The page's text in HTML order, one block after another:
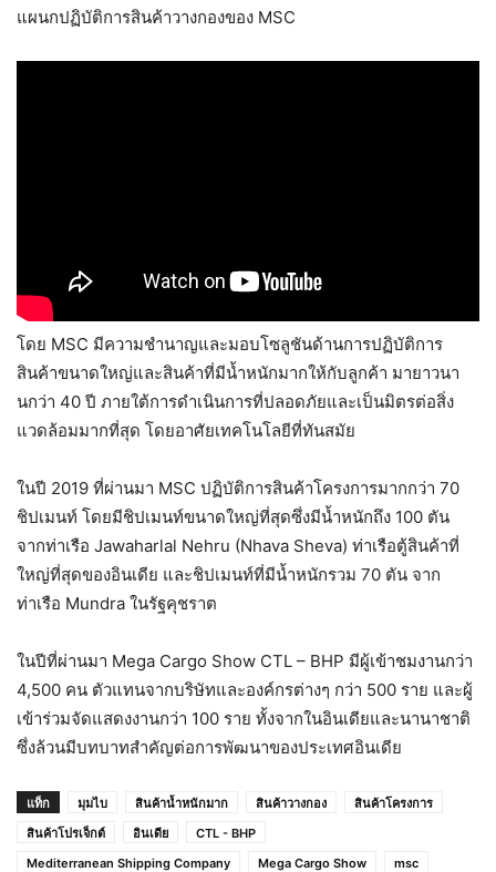
แผนกปฏิบัติการสินค้าวางกองของ MSC
โดย MSC มีความชำนาญและมอบโซลูชันด้านการปฏิบัติการ
สินค้าขนาดใหญ่และสินค้าที่มีน้ำหนักมากให้กับลูกค้า มายาวนา
นกว่า 40 ปี ภายใต้การดำเนินการที่ปลอดภัยและเป็นมิตรต่อสิ่ง
แวดล้อมมากที่สุด โดยอาศัยเทคโนโลยีที่ทันสมัย
ในปี 2019 ที่ผ่านมา MSC ปฏิบัติการสินค้าโครงการมากกว่า 70
ชิปเมนท์ โดยมีชิปเมนท์ขนาดใหญ่ที่สุดซึ่งมีน้ำหนักถึง 100 ตัน
จากท่าเรือ Jawaharlal Nehru (Nhava Sheva) ท่าเรือตู้สินค้าที่
ใหญ่ที่สุดของอินเดีย และชิปเมนท์ที่มีน้ำหนักรวม 70 ตัน จาก
ท่าเรือ Mundra ในรัฐคุชราต
ในปีที่ผ่านมา Mega Cargo Show CTL – BHP มีผู้เข้าชมงานกว่า
4,500 คน ตัวแทนจากบริษัทและองค์กรต่างๆ กว่า 500 ราย และผู้
เข้าร่วมจัดแสดงงานกว่า 100 ราย ทั้งจากในอินเดียและนานาชาติ
ซึ่งล้วนมีบทบาทสำคัญต่อการพัฒนาของประเทศอินเดีย
แท็ก มุมไบ สินค้าน้ำหนักมาก สินค้าวางกอง
สินค้าโครงการ
สินค้าโปรเจ็กต์
อินเดีย
CTL - BHP
Mediterranean Shipping Company
Mega Cargo Show msc